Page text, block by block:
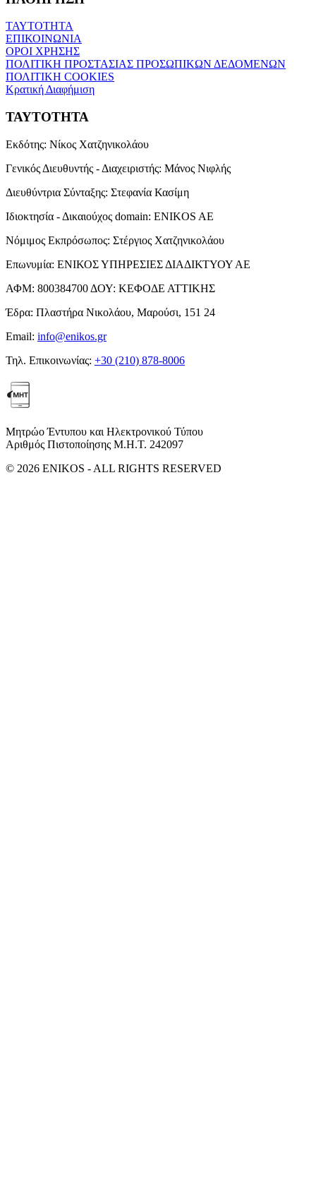
ΤΑΥΤΟΤΗΤΑ
ΕΠΙΚΟΙΝΩΝΙΑ
ΟΡΟΙ ΧΡΗΣΗΣ
ΠΟΛΙΤΙΚΗ ΠΡΟΣΤΑΣΙΑΣ ΠΡΟΣΩΠΙΚΩΝ ΔΕΔΟΜΕΝΩΝ
ΠΟΛΙΤΙΚΗ COOKIES
Κρατική Διαφήμιση
ΤΑΥΤΟΤΗΤΑ
Εκδότης: Νίκος Χατζηνικολάου
Γενικός Διευθυντής - Διαχειριστής: Μάνος Νιφλής
Διευθύντρια Σύνταξης: Στεφανία Κασίμη
Ιδιοκτησία - Δικαιούχος domain: ENIKOS AE
Νόμιμος Εκπρόσωπος: Στέργιος Χατζηνικολάου
Επωνυμία: ΕΝΙΚΟΣ ΥΠΗΡΕΣΙΕΣ ΔΙΑΔΙΚΤΥΟΥ ΑΕ
ΑΦΜ: 800384700 ΔΟΥ: ΚΕΦΟΔΕ ΑΤΤΙΚΗΣ
Έδρα: Πλαστήρα Νικολάου, Μαρούσι, 151 24
Email: info@enikos.gr
Τηλ. Επικοινωνίας: +30 (210) 878-8006
Μητρώο Έντυπου και Ηλεκτρονικού Τύπου
Αριθμός Πιστοποίησης Μ.Η.Τ. 242097
© 2026 ENIKOS - ALL RIGHTS RESERVED